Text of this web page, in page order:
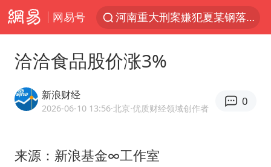
网易号
河南重大刑案嫌犯夏某钢落网
国乒女单三将晋级四强
微信又有新功能，你可以“撤回”你的撤回了！
洽洽食品股价涨3%
新浪财经
2026-06-10 13:56·北京·优质财经领域创作者
0
来源：新浪基金∞工作室